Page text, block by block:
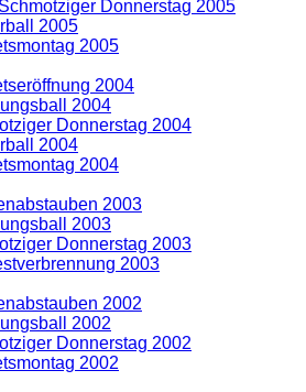
Schmotziger Donnerstag 2005
2005
2005
2004
2004
Donnerstag 2004
2004
2004
2003
2003
Donnerstag 2003
2003
2002
2002
Donnerstag 2002
2002